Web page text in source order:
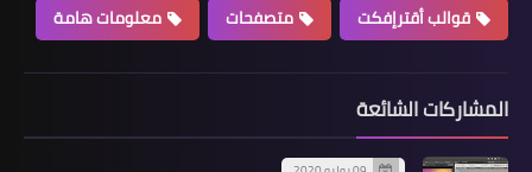
قوالب أقترإفكت
متصفحات معلومات هامة
المشاركات الشائعة